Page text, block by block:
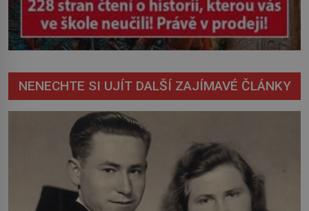
NENECHTE SI UJÍT DALŠÍ ZAJÍMAVÉ ČLÁNKY